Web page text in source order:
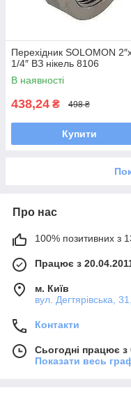
Перехідник SOLOMON
1/4″ ВЗ нікель 8106
В наявності
438,24 ₴ 498 ₴
Купити
Про нас
100% позитивних з
Працює з
м. Київ
вул. Дегтярівська,
Контакти
Сьогодні працює з
Показати весь